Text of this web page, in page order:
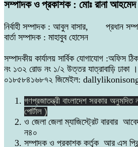
সম্পাদক ও প্রকাশক : মোঃ রানা আহমেদ
নির্বাহী সম্পাদক : আবুল বাসার, প্রধান
বার্তা সম্পাদক : মাহাবুব হোসেন
সম্পাদকীয় কার্যালয় সার্বিক যোগাযোগ :অফিস
নং ১৩২ রোড নং ১/২ উত্তর যাত্রাবাড়ি ঢাকা
০১৮৫৮৪১৬৮৭২ জিমেইল:
গণপ্রজাতন্ত্রী বাংলাদেশ সরকার
পোর্টাল )
ও জেলা জেলা ম্যাজিস্ট্রেট বারবার
ন৪০
সম্পাদক ও প্রকাশক কর্তৃক আর এস